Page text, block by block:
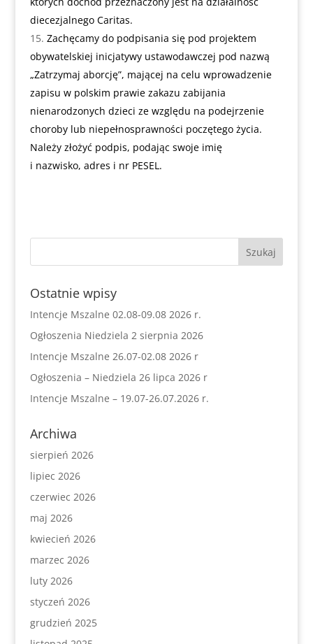
diecezjalnego Caritas.
Zachęcamy do podpisania się pod projektem
obywatelskiej inicjatywy ustawodawczej pod nazwą
„Zatrzymaj aborcję”, mającej na celu wprowadzenie
zapisu w polskim prawie zakazu zabijania
nienarodzonych dzieci ze względu na podejrzenie
choroby lub niepełnosprawności poczętego życia.
Należy złożyć podpis, podając swoje imię
i nazwisko, adres i nr PESEL.
Ostatnie wpisy
Intencje Mszalne 02.08-09.08 2026 r.
Ogłoszenia Niedziela 2 sierpnia 2026
Intencje Mszalne 26.07-02.08 2026 r
Ogłoszenia – Niedziela 26 lipca 2026 r
Intencje Mszalne – 19.07-26.07.2026 r.
Archiwa
sierpień 2026
lipiec 2026
czerwiec 2026
maj 2026
kwiecień 2026
marzec 2026
luty 2026
styczeń 2026
grudzień 2025